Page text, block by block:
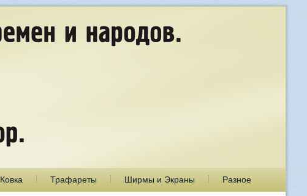
Ковка Трафареты Ширмы и Экраны Разное